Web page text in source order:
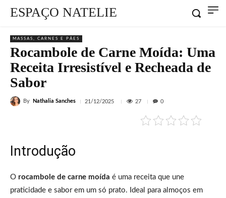
ESPAÇO NATELIE
MASSAS, CARNES E PÃES
Rocambole de Carne Moída: Uma
Receita Irresistível e Recheada de
Sabor
By Nathalia Sanches 21/12/2025 27 0
Introdução
O rocambole de carne moída é uma receita que une
praticidade e sabor em um só prato. Ideal para almoços em